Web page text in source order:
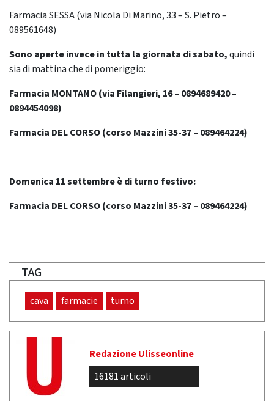
Farmacia SESSA (via Nicola Di Marino, 33 – S. Pietro –
089561648)
Sono aperte invece in tutta la giornata di sabato,quindi
sia di mattina che di pomeriggio:
Farmacia MONTANO (via Filangieri, 16 – 0894689420 –
0894454098)
Farmacia DEL CORSO (corso Mazzini 35-37 – 089464224)
Domenica 11 settembre è di turno festivo:
Farmacia DEL CORSO (corso Mazzini 35-37 – 089464224)
TAG
cava farmacie turno
Redazione Ulisseonline
16181 articoli